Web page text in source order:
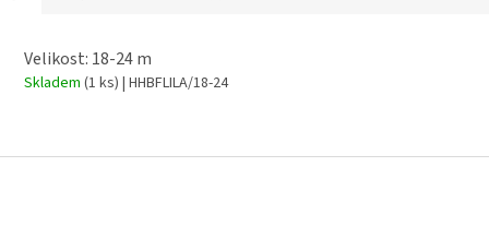
Velikost: 18-24 m
Skladem (1 ks) | HHBFLILA/18-24